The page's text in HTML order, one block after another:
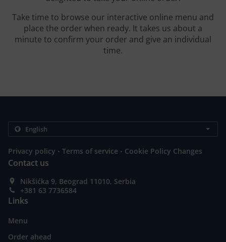
Take time to browse our interactive online menu and
place the order when ready. It takes us about a
minute to confirm your order and give an individual
time.
Privacy policy . Terms of service . Cookie Policy Changes
Contact us
Nikšićka 9, Beograd 11010, Serbia
+381 63 7736584
Links
Menu
Order ahead